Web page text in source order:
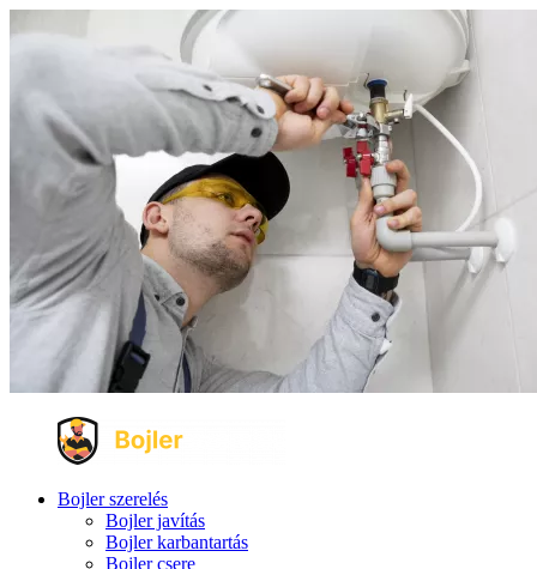
Bojler szerelés
Bojler javítás
Bojler karbantartás
Bojler csere